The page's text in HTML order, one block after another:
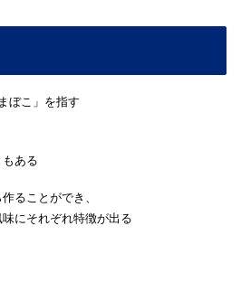
ぼこ」を指す
ある
ることができ、
にそれぞれ特徴が出る